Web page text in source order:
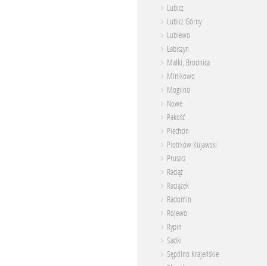
Lubicz
Lubicz Górny
Lubiewo
Łabiszyn
Małki, Brodnica
Minikowo
Mogilno
Nowe
Pakość
Piechcin
Piotrków Kujawski
Pruszcz
Raciąż
Raciążek
Radomin
Rojewo
Rypin
Sadki
Sępólno Krajeńskie